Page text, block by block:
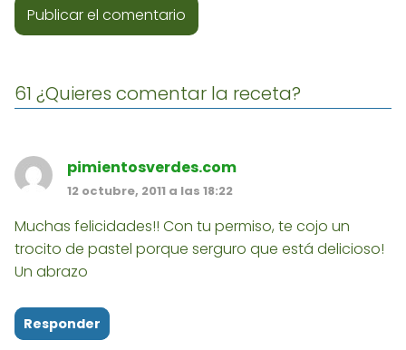
61 ¿Quieres comentar la receta?
pimientosverdes.com
12 octubre, 2011 a las 18:22
Muchas felicidades!! Con tu permiso, te cojo un
trocito de pastel porque serguro que está delicioso!
Un abrazo
Responder